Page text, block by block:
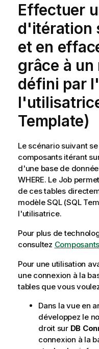
Effectuer
d'itération
et en
grâce à un
défini par
Template)
Le scénario suivant
composants itérant
d'une base de
WHERE. Le Job
de ces tables
modèle SQL (SQL
l'utilisatrice.
Pour plus de
consultez
Pour une utilisation
une connexion à la
tables que vous
Dans la vue en
développez le
droit sur DB
connexion à la